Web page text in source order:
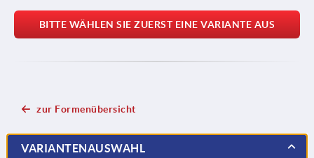
BITTE WÄHLEN SIE ZUERST EINE VARIANTE AUS
zur Formenübersicht
VARIANTENAUSWAHL